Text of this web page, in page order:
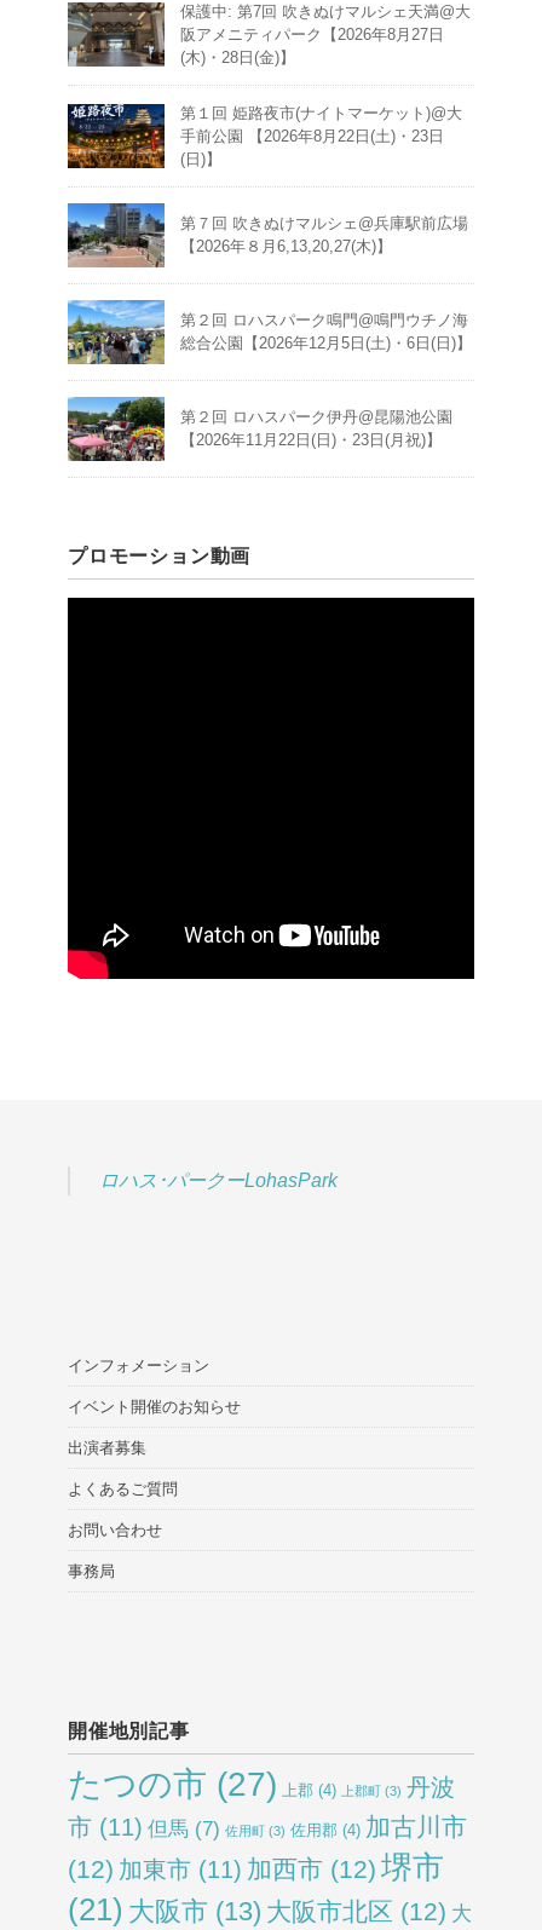
保護中: 第7回 吹きぬけマルシェ天満@大
阪アメニティパーク【2026年8月27日
(木)・28日(金)】
第１回 姫路夜市(ナイトマーケット)@大
手前公園 【2026年8月22日(土)・23日
(日)】
第７回 吹きぬけマルシェ@兵庫駅前広場
【2026年８月6,13,20,27(木)】
第２回 ロハスパーク鳴門@鳴門ウチノ海
総合公園【2026年12月5日(土)・6日(日)】
第２回 ロハスパーク伊丹@昆陽池公園
【2026年11月22日(日)・23日(月祝)】
プロモーション動画
ロハス･パークーLohasPark
インフォメーション
イベント開催のお知らせ
出演者募集
よくあるご質問
お問い合わせ
事務局
開催地別記事
たつの市 (27) 上郡 (4) 上郡町 (3) 丹波
市 (11) 但馬 (7) 佐用町 (3) 佐用郡 (4) 加古川市
(12) 加東市 (11) 加西市 (12) 堺市
(21) 大阪市 (13) 大阪市北区 (12) 大